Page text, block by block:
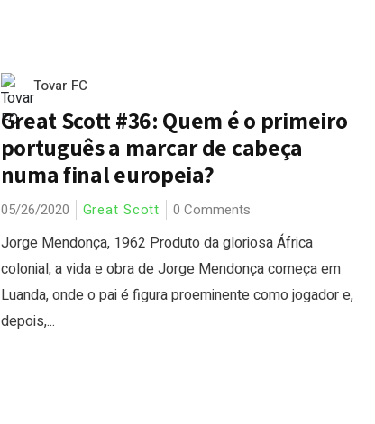
Tovar FC
Great Scott #36: Quem é o primeiro
português a marcar de cabeça
numa final europeia?
05/26/2020 Great Scott 0 Comments
Jorge Mendonça, 1962 Produto da gloriosa África
colonial, a vida e obra de Jorge Mendonça começa em
Luanda, onde o pai é figura proeminente como jogador e,
depois,...